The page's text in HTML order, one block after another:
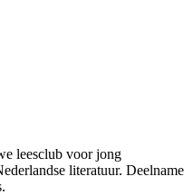
leesclub voor jong
literatuur. Deelname